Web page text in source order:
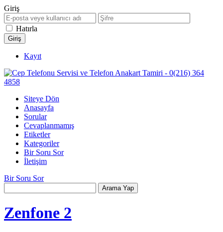
Giriş
Hatırla
Kayıt
Siteye Dön
Anasayfa
Sorular
Cevaplanmamış
Etiketler
Kategoriler
Bir Soru Sor
İletişim
Bir Soru Sor
Zenfone 2